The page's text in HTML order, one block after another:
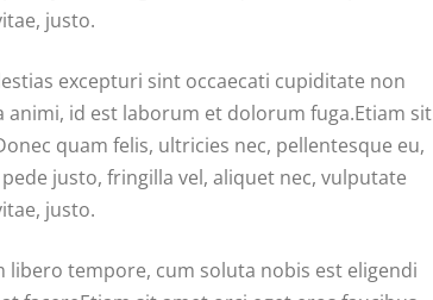
justo.
excepturi sint occaecati cupiditate non
id est laborum et dolorum fuga.Etiam sit
quam felis, ultricies nec, pellentesque eu,
justo, fringilla vel, aliquet nec, vulputate
justo.
tempore, cum soluta nobis est eligendi